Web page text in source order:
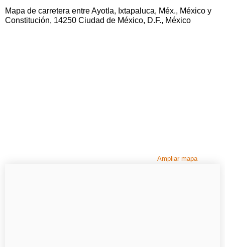
Mapa de carretera entre Ayotla, Ixtapaluca, Méx., México y
Constitución, 14250 Ciudad de México, D.F., México
Ampliar mapa